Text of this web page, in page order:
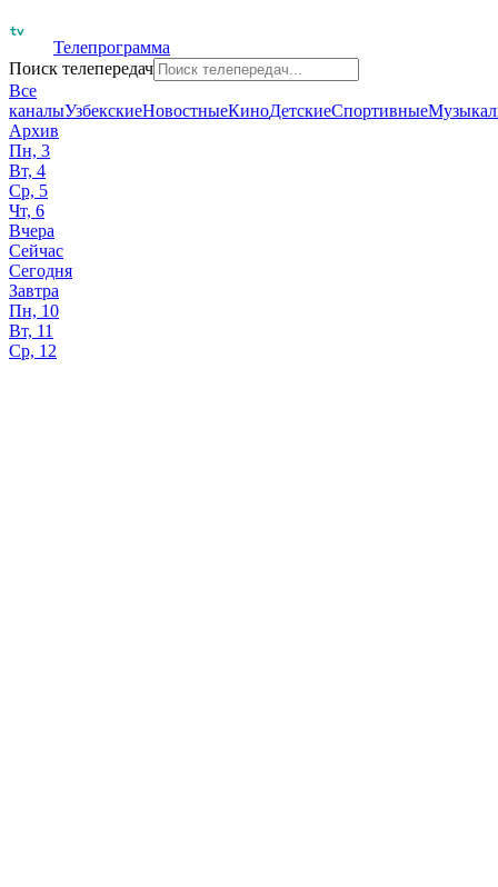
Телепрограмма
Поиск телепередач
Все
каналыУзбекскиеНовостныеКиноДетскиеСпортивные
Архив
Пн, 3
Вт, 4
Ср, 5
Чт, 6
Вчера
Сейчас
Сегодня
Завтра
Пн, 10
Вт, 11
Ср, 12